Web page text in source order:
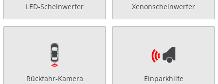
LED-Scheinwerfer Xenonscheinwerfer
Rückfahr-Kamera Einparkhilfe